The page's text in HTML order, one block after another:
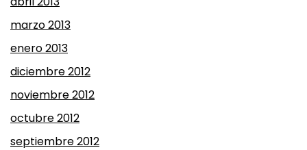
marzo 2013
enero 2013
diciembre 2012
noviembre 2012
octubre 2012
septiembre 2012